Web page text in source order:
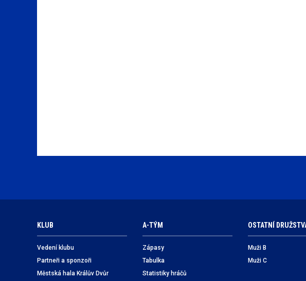
KLUB
Vedení klubu
Partneři a sponzoři
Městská hala Králův Dvůr
A-TÝM
Zápasy
Tabulka
Statistiky hráčů
OSTATNÍ
Muži B
Muži C